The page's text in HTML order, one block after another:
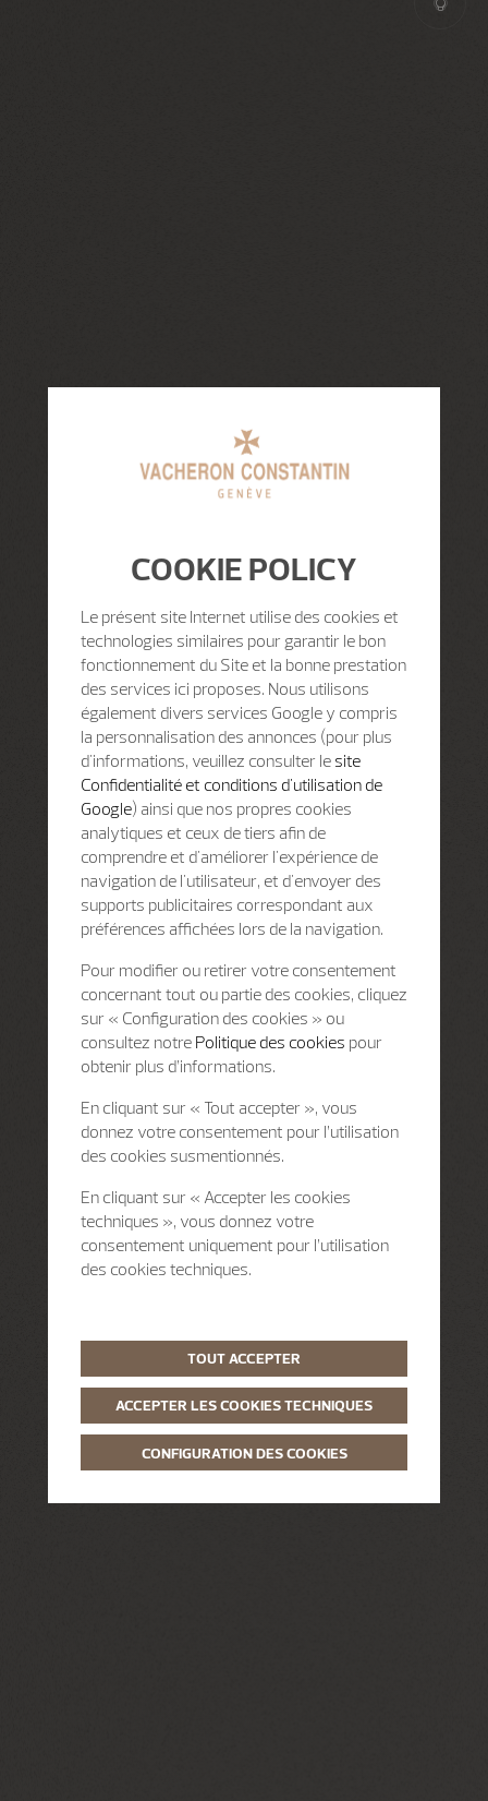
COOKIE POLICY
Le présent site Internet utilise des cookies et
technologies similaires pour garantir le bon
fonctionnement du Site et la bonne prestation
des services ici proposes. Nous utilisons
également divers services Google y compris
la personnalisation des annonces (pour plus
d'informations, veuillez consulter le site
Confidentialité et conditions d'utilisation de
Google) ainsi que nos propres cookies
analytiques et ceux de tiers afin de
comprendre et d'améliorer l'expérience de
navigation de l'utilisateur, et d'envoyer des
supports publicitaires correspondant aux
préférences affichées lors de la navigation.
Pour modifier ou retirer votre consentement
concernant tout ou partie des cookies, cliquez
sur « Configuration des cookies » ou
consultez notre Politique des cookies pour
obtenir plus d’informations.
En cliquant sur « Tout accepter », vous
donnez votre consentement pour l’utilisation
des cookies susmentionnés.
En cliquant sur « Accepter les cookies
techniques », vous donnez votre
consentement uniquement pour l’utilisation
des cookies techniques.
TOUT ACCEPTER
ACCEPTER LES COOKIES TECHNIQUES
CONFIGURATION DES COOKIES